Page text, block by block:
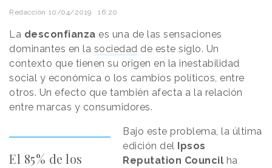
Redacción 10/04/2019 · 16:20
La desconfianza es una de las sensaciones
dominantes en la sociedad de este siglo. Un
contexto que tienen su origen en la inestabilidad
social y económica o los cambios políticos, entre
otros. Un efecto que también afecta a la relación
entre marcas y consumidores.
El 85% de los
Bajo este problema, la última
edición del Ipsos
Reputation Council ha